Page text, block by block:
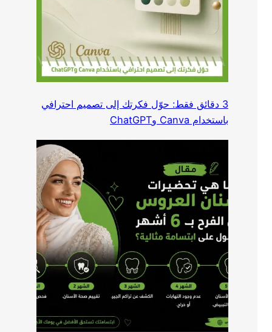
3 دقائق فقط: حوّل فكرتك إلى تصميم احترافي
باستخدام Canva وChatGPT